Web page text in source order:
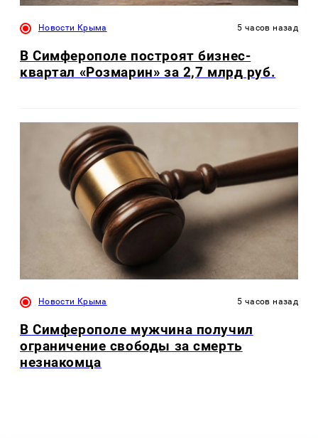
Новости Крыма 5 часов назад
В Симферополе построят бизнес-
квартал «Розмарин» за 2,7 млрд руб.
Новости Крыма 5 часов назад
В Симферополе мужчина получил
ограничение свободы за смерть
незнакомца